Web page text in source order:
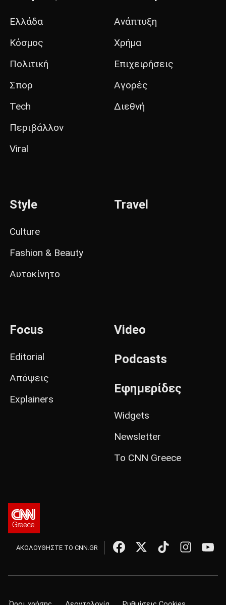
Ελλάδα
Κόσμος
Πολιτική
Σπορ
Tech
Περιβάλλον
Viral
Ανάπτυξη
Χρήμα
Επιχειρήσεις
Αγορές
Διεθνή
Style
Culture
Fashion & Beauty
Αυτοκίνητο
Travel
Focus
Editorial
Απόψεις
Explainers
Video
Podcasts
Εφημερίδες
Widgets
Newsletter
Το CNN Greece
ΑΚΟΛΟΥΘΗΣΤΕ ΤΟ CNN.GR